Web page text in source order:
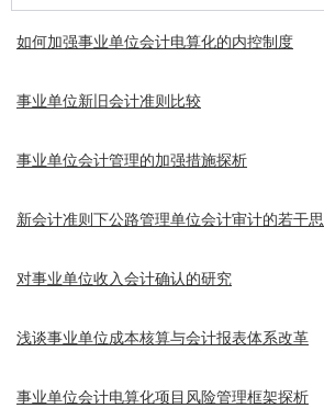
如何加强事业单位会计电算化的内控制度
事业单位新旧会计准则比较
事业单位会计管理的加强措施探析
新会计准则下公路管理单位会计审计的若干思
对事业单位收入会计确认的研究
浅谈事业单位成本核算与会计报表体系改革
事业单位会计电算化项目风险管理框架探析